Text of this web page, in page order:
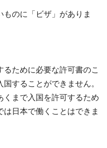
のに「ビザ」がありま
るために必要な許可書のこ
することができません。
くまで入国を許可するため
日本で働くことはできま